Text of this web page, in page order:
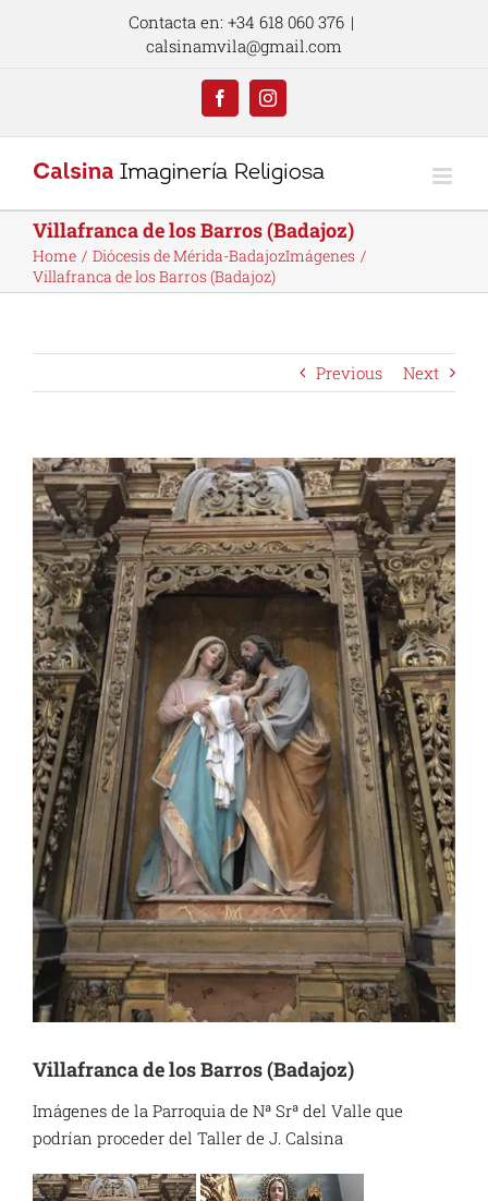
Contacta en: +34 618 060 376 |
calsinamvila@gmail.com
FacebookInstagram
Villafranca de los Barros (Badajoz)
Home Diócesis de Mérida-BadajozImágenes
Villafranca de los Barros (Badajoz)
Previous Next
View
Larger
Image
Villafranca de los Barros (Badajoz)
Imágenes de la Parroquia de Nª Srª del Valle que
podrían proceder del Taller de J. Calsina